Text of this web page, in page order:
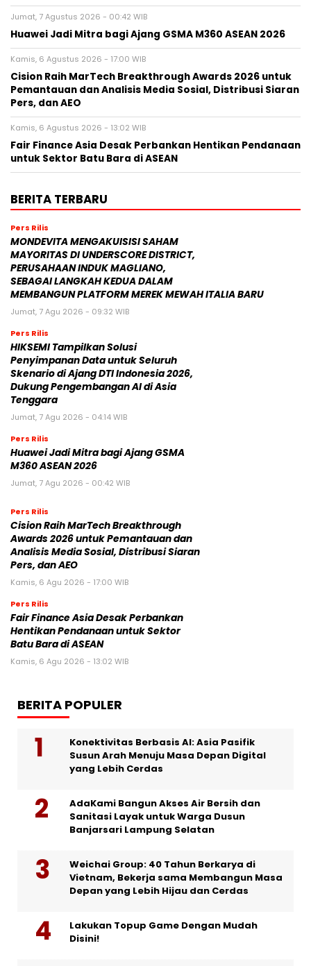
Jumat, 7 Agustus 2026 - 00:42 WIB
Huawei Jadi Mitra bagi Ajang GSMA M360 ASEAN 2026
Kamis, 6 Agustus 2026 - 17:00 WIB
Cision Raih MarTech Breakthrough Awards 2026 untuk
Pemantauan dan Analisis Media Sosial, Distribusi Siaran
Pers, dan AEO
Kamis, 6 Agustus 2026 - 13:02 WIB
Fair Finance Asia Desak Perbankan Hentikan Pendanaan
untuk Sektor Batu Bara di ASEAN
BERITA TERBARU
Pers Rilis
MONDEVITA MENGAKUISISI SAHAM
MAYORITAS DI UNDERSCORE DISTRICT,
PERUSAHAAN INDUK MAGLIANO,
SEBAGAI LANGKAH KEDUA DALAM
MEMBANGUN PLATFORM MEREK MEWAH ITALIA BARU
Jumat, 7 Agu 2026 - 09:32 WIB
Pers Rilis
HIKSEMI Tampilkan Solusi
Penyimpanan Data untuk Seluruh
Skenario di Ajang DTI Indonesia 2026,
Dukung Pengembangan AI di Asia
Tenggara
Jumat, 7 Agu 2026 - 04:14 WIB
Pers Rilis
Huawei Jadi Mitra bagi Ajang GSMA
M360 ASEAN 2026
Jumat, 7 Agu 2026 - 00:42 WIB
Pers Rilis
Cision Raih MarTech Breakthrough
Awards 2026 untuk Pemantauan dan
Analisis Media Sosial, Distribusi Siaran
Pers, dan AEO
Kamis, 6 Agu 2026 - 17:00 WIB
Pers Rilis
Fair Finance Asia Desak Perbankan
Hentikan Pendanaan untuk Sektor
Batu Bara di ASEAN
Kamis, 6 Agu 2026 - 13:02 WIB
BERITA POPULER
Konektivitas Berbasis AI: Asia Pasifik
Susun Arah Menuju Masa Depan Digital
yang Lebih Cerdas
AdaKami Bangun Akses Air Bersih dan
Sanitasi Layak untuk Warga Dusun
Banjarsari Lampung Selatan
Weichai Group: 40 Tahun Berkarya di
Vietnam, Bekerja sama Membangun Masa
Depan yang Lebih Hijau dan Cerdas
Lakukan Topup Game Dengan Mudah
Disini!